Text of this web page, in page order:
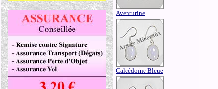
Aventurine
Calcédoïne Bleue